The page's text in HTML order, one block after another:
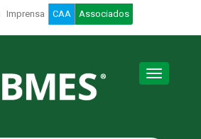
Imprensa CAA Associados
Toggle